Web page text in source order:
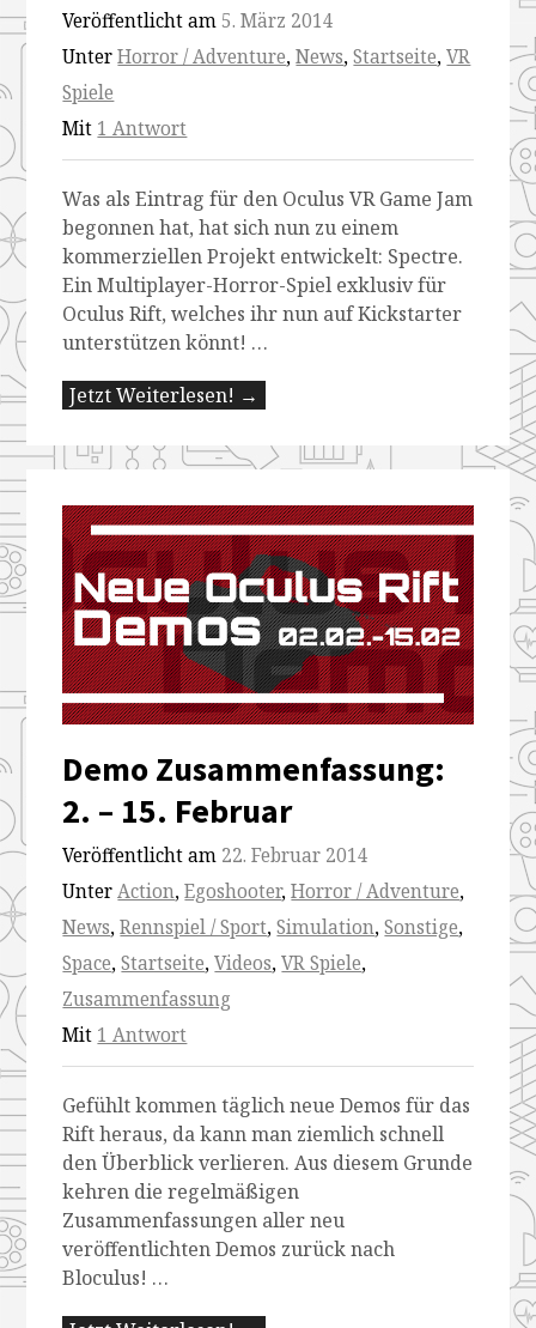
Veröffentlicht am5. März 2014
UnterHorror / Adventure,News,Startseite,VR
Spiele
Mit 1 Antwort
Was als Eintrag für den Oculus VR Game Jam
begonnen hat, hat sich nun zu einem
kommerziellen Projekt entwickelt: Spectre.
Ein Multiplayer-Horror-Spiel exklusiv für
Oculus Rift, welches ihr nun auf Kickstarter
unterstützen könnt! …
Jetzt Weiterlesen! →
Demo Zusammenfassung:
2. – 15. Februar
Veröffentlicht am 22. Februar 2014
UnterAction,Egoshooter,Horror / Adventure,
News,Rennspiel / Sport,Simulation,Sonstige,
Space,Startseite,Videos,VR Spiele,
Zusammenfassung
Mit 1 Antwort
Gefühlt kommen täglich neue Demos für das
Rift heraus, da kann man ziemlich schnell
den Überblick verlieren. Aus diesem Grunde
kehren die regelmäßigen
Zusammenfassungen aller neu
veröffentlichten Demos zurück nach
Bloculus! …